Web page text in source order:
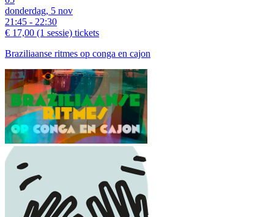
donderdag, 5 nov
21:45 - 22:30
€ 17,00 (1 sessie) tickets
Braziliaanse ritmes op conga en cajon